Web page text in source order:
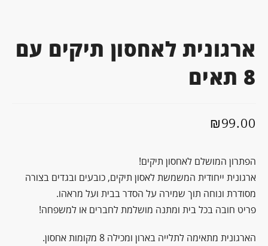
ארגונית לאחסון תיקים עם
8 תאים
₪99.00
הפתרון המושלם לאחסון תיקים!
ארגונית ייחודית המשמשת לאסון תיקים, כובעים ובגדים בצורה
מסודרת ונוחה תוך שמירה על הסדר בבית ועל מראהו.
פריט חובה בכל בית ומתנה מושלמת לחברים או למשפחה!
הארגונית מתאימה לתלייה בארון ומכילה 8 מקומות אחסון.